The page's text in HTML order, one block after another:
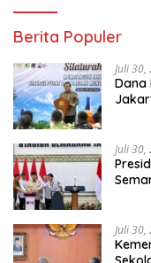
Berita Populer
Juli 30,
Dana
Juli 30,
Juli 30,